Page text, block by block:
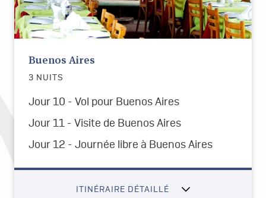
Buenos Aires
3 NUITS
Jour 10 - Vol pour Buenos Aires
Jour 11 - Visite de Buenos Aires
Jour 12 - Journée libre à Buenos Aires
ITINÉRAIRE DÉTAILLÉ